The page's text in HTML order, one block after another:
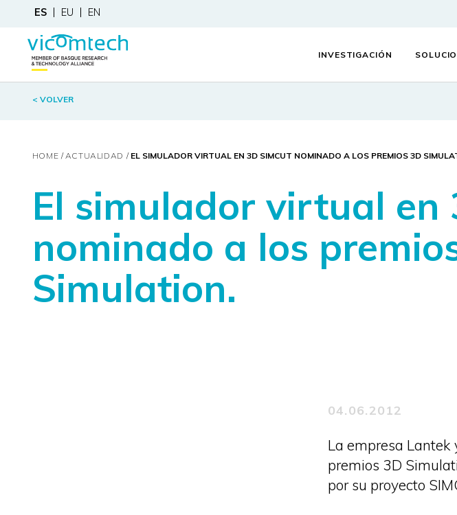
ES EU EN
INVESTIGACIÓN
< VOLVER
HOME ACTUALIDAD EL SIMULADOR VIRTUAL EN 3D SIMCUT NOMINADO A LOS PREMIOS 3D
El simulador virtual en
nominado a los
Simulation.
04.06.2012
La empresa Lantek
premios 3D
por su proyecto